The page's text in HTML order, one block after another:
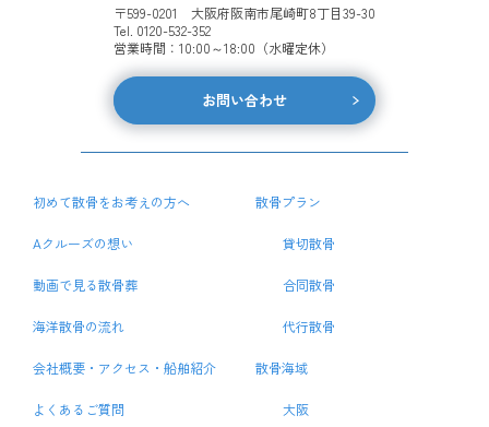
〒599-0201 大阪府阪南市尾崎町8丁目39-30
Tel. 0120-532-352
営業時間：10:00～18:00（水曜定休）
お問い合わせ
初めて散骨をお考えの方へ
Aクルーズの想い
動画で見る散骨葬
海洋散骨の流れ
会社概要・アクセス・船舶紹介
よくあるご質問
散骨プラン
貸切散骨
合同散骨
代行散骨
散骨海域
大阪